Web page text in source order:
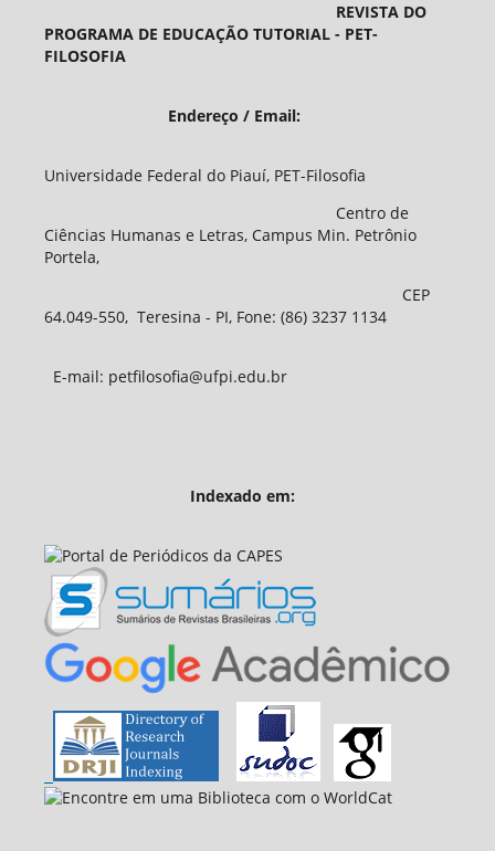
REVISTA DO
PROGRAMA DE EDUCAÇÃO TUTORIAL - PET-
FILOSOFIA
Endereço / Email:
Universidade Federal do Piauí, PET-Filosofia
Centro de
Ciências Humanas e Letras, Campus Min. Petrônio
Portela,
CEP
64.049-550, Teresina - PI, Fone: (86) 3237 1134
E-mail: petfilosofia@ufpi.edu.br
Indexado em: